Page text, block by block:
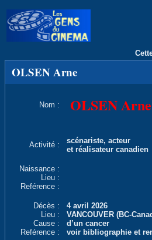
OLSEN Arne
Nom : OLSEN Arne
Activité :
scénariste, acteur
et réalisateur canadien
Naissance :
Lieu :
Reférence :
Décès :
4 avril 2026
Lieu :
VANCOUVER (BC-
Cause :
d’un cancer
Reférence :
voir bibliographie et